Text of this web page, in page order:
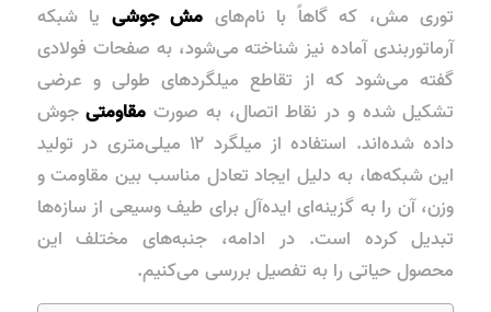
توری مش، که گاهاً با نام‌های مش جوشی یاشبکه
آرماتوربندی آمادهنیز شناخته می‌شود، به صفحات فولادی
گفته می‌شود که از تقاطع میلگردهای طولی و عرضی
تشکیل شده و در نقاط اتصال، به صورت مقاومتیجوش
داده شده‌اند. استفاده از میلگرد ۱۲ میلی‌متری در تولید
این شبکه‌ها، به دلیل ایجاد تعادل مناسب بین مقاومت و
وزن، آن را به گزینه‌ای ایده‌آل برای طیف وسیعی از سازه‌ها
تبدیل کرده است. در ادامه، جنبه‌های مختلف این
محصول حیاتی را به تفصیل بررسی می‌کنیم.